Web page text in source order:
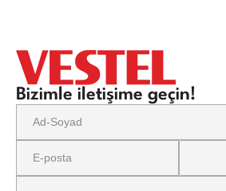
Bizimle iletişime geçin!